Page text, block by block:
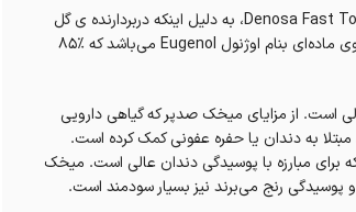
قطره مسکن دندان دنوسا دانا کاسیان 2 میلی لیتر Denosa Fast Toothache Pain relief Dana Kasian Drop 2ml، به دلیل اینکه دربردارنده ی گل
میخک صدپر است می‌تواند در کمک به تسکین فوری دندان‌درد کمک کننده باشد، زیرا گل میخک حاوی ماده‌ای بنام اوژنول Eugenol می‌باشد که ٪۸۵
است. از مزایای میخک صدپر که گیاهی دارویی
به دندان یا حفره عفونی کمک کرده است.
مبارزه با پوسیدگی دندان عالی است. میخک
پوسیدگی رنج می‌برند نیز بسیار سودمند است.